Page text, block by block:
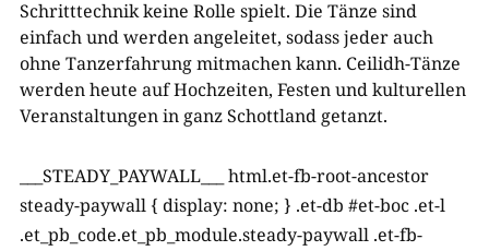
Schritttechnik keine Rolle spielt. Die Tänze sind
einfach und werden angeleitet, sodass jeder auch
ohne Tanzerfahrung mitmachen kann. Ceilidh-Tänze
werden heute auf Hochzeiten, Festen und kulturellen
Veranstaltungen in ganz Schottlandgetanzt.
___STEADY_PAYWALL___ html.et-fb-root-ancestor
steady-paywall { display: none; } .et-db #et-boc .et-l
.et_pb_code.et_pb_module.steady-paywall .et-fb-